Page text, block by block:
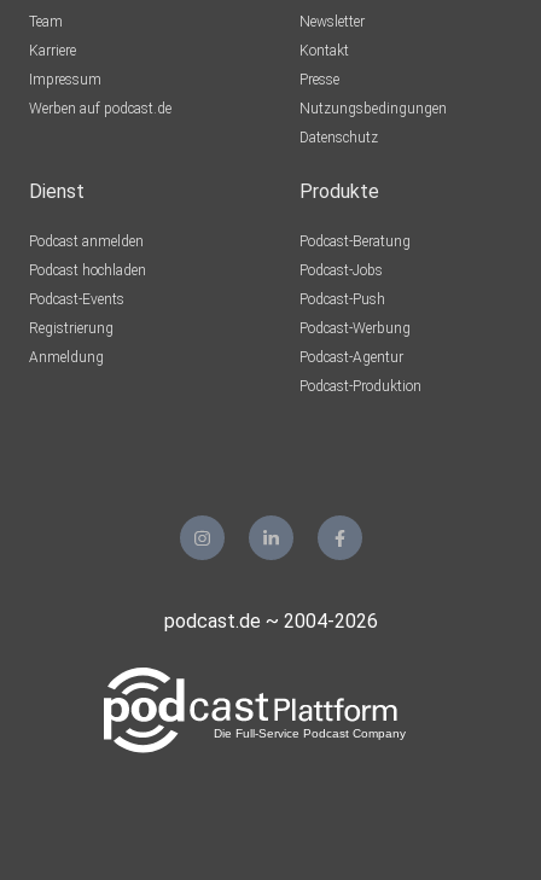
Team
Karriere
Impressum
Werben auf podcast.de
Newsletter
Kontakt
Presse
Nutzungsbedingungen
Datenschutz
Dienst
Podcast anmelden
Podcast hochladen
Podcast-Events
Registrierung
Anmeldung
Produkte
Podcast-Beratung
Podcast-Jobs
Podcast-Push
Podcast-Werbung
Podcast-Agentur
Podcast-Produktion
podcast.de ~ 2004-2026